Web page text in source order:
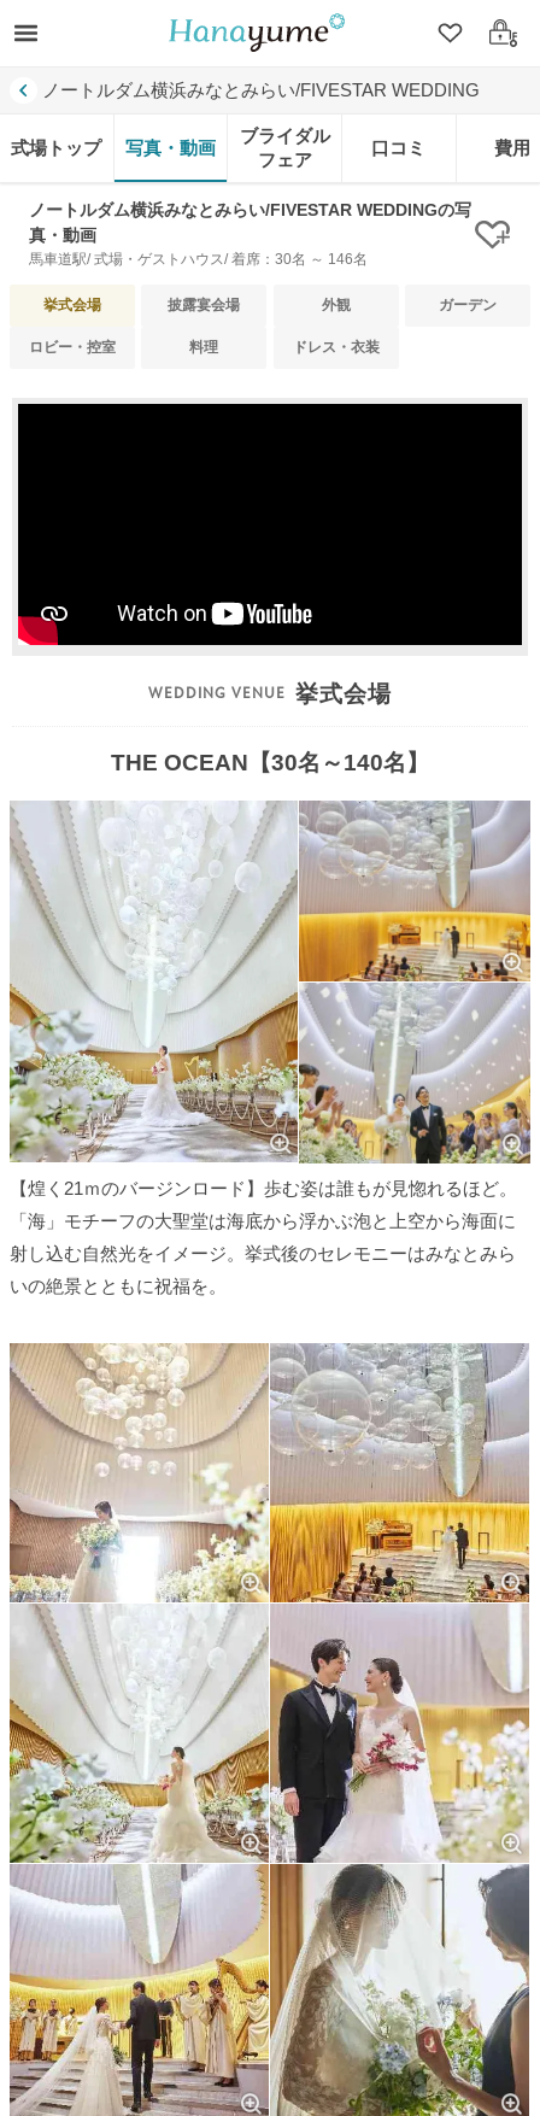
クリップ
ログ
ノートルダム横浜みなとみらい/FIVESTAR WEDDING
式場トップ 写真・動画
ブライダル
フェア
口コミ 費用
ノートルダム横浜みなとみらい/FIVESTAR WEDDINGの写
真・動画
馬車道駅/ 式場・ゲストハウス/ 着席：30名 ～ 146名 ク
挙式会場 披露宴会場 外観 ガーデン
ロビー・控室 料理 ドレス・衣装
挙式会場
THE OCEAN【30名～140名】
【煌く21ｍのバージンロード】歩む姿は誰もが見惚れるほど。
「海」モチーフの大聖堂は海底から浮かぶ泡と上空から海面に
射し込む自然光をイメージ。挙式後のセレモニーはみなとみら
いの絶景とともに祝福を。